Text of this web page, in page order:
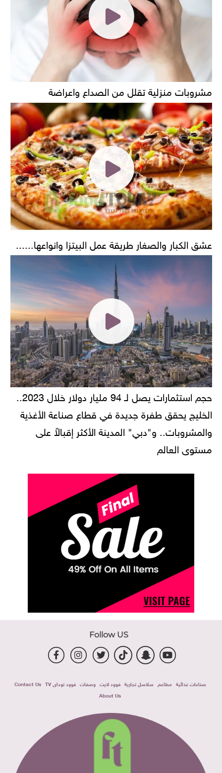
مشروبات منزلية تقلل من الصداع واعراضة
عشق الكبار والصغار طريقة عمل البيتزا وانواعها......
حجم استثمارات يصل لـ 94 مليار دولار خلال 2023..
الخليج يحقق طفرة جديدة في قطاع صناعة الأغذية
والمشروبات.. و"دبي" المدينة الأكثر إقبالاً على
مستوى العالم
Follow US
صناعات غذائية مطاعم سلاسل تجارية فوود لايت وصفات فوود توداى TV
Contact Us
About Us